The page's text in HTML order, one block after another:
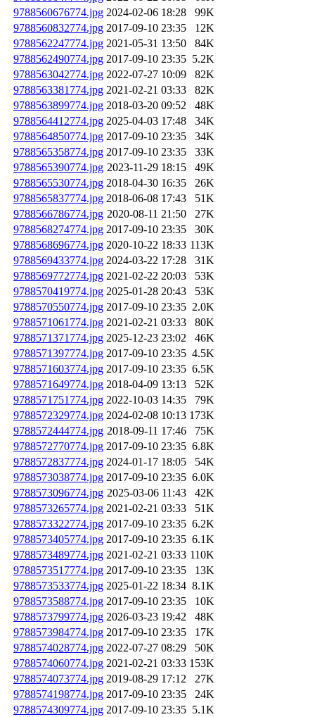
9788560676774.jpg 2024-02-06 18:28
99K
9788560832774.jpg 2017-09-10 23:35
12K
9788562247774.jpg 2021-05-31 13:50
84K
9788562490774.jpg 2017-09-10 23:35 5.2K
9788563042774.jpg 2022-07-27 10:09
82K
9788563381774.jpg 2021-02-21 03:33
82K
9788563899774.jpg 2018-03-20 09:52
48K
9788564412774.jpg 2025-04-03 17:48
34K
9788564850774.jpg 2017-09-10 23:35
34K
9788565358774.jpg 2017-09-10 23:35
33K
9788565390774.jpg 2023-11-29 18:15
49K
9788565530774.jpg 2018-04-30 16:35
26K
9788565837774.jpg 2018-06-08 17:43
51K
9788566786774.jpg 2020-08-11 21:50
27K
9788568274774.jpg 2017-09-10 23:35
30K
9788568696774.jpg 2020-10-22 18:33 113K
9788569433774.jpg 2024-03-22 17:28
31K
9788569772774.jpg 2021-02-22 20:03
53K
9788570419774.jpg 2025-01-28 20:43
53K
9788570550774.jpg 2017-09-10 23:35 2.0K
9788571061774.jpg 2021-02-21 03:33
80K
9788571371774.jpg 2025-12-23 23:02
46K
9788571397774.jpg 2017-09-10 23:35 4.5K
9788571603774.jpg 2017-09-10 23:35 6.5K
9788571649774.jpg 2018-04-09 13:13
52K
9788571751774.jpg 2022-10-03 14:35
79K
9788572329774.jpg 2024-02-08 10:13 173K
9788572444774.jpg 2018-09-11 17:46
75K
9788572770774.jpg 2017-09-10 23:35 6.8K
9788572837774.jpg 2024-01-17 18:05
54K
9788573038774.jpg 2017-09-10 23:35 6.0K
9788573096774.jpg 2025-03-06 11:43
42K
9788573265774.jpg 2021-02-21 03:33
51K
9788573322774.jpg 2017-09-10 23:35 6.2K
9788573405774.jpg 2017-09-10 23:35 6.1K
9788573489774.jpg 2021-02-21 03:33 110K
9788573517774.jpg 2017-09-10 23:35
13K
9788573533774.jpg 2025-01-22 18:34 8.1K
9788573588774.jpg 2017-09-10 23:35
10K
9788573799774.jpg 2026-03-23 19:42
48K
9788573984774.jpg 2017-09-10 23:35
17K
9788574028774.jpg 2022-07-27 08:29
50K
9788574060774.jpg 2021-02-21 03:33 153K
9788574073774.jpg 2019-08-29 17:12
27K
9788574198774.jpg 2017-09-10 23:35
24K
9788574309774.jpg 2017-09-10 23:35 5.1K